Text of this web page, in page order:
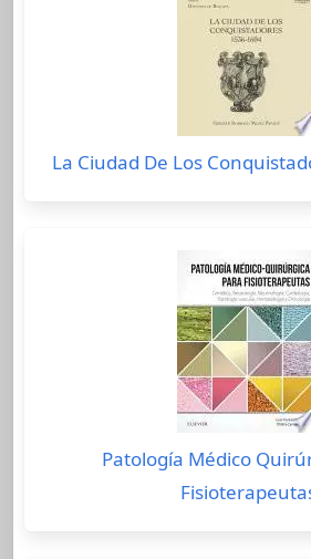
La Ciudad De Los
Patología Médico